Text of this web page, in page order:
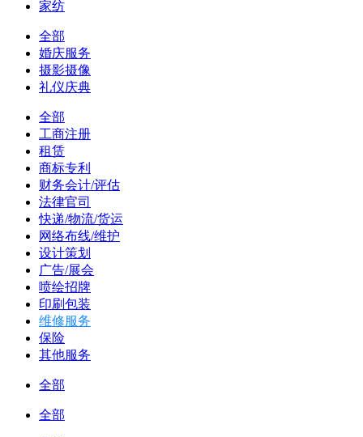
家纺
全部
婚庆服务
摄影摄像
礼仪庆典
全部
工商注册
租赁
商标专利
财务会计/评估
法律官司
快递/物流/货运
网络布线/维护
设计策划
广告/展会
喷绘招牌
印刷包装
维修服务
保险
其他服务
全部
全部